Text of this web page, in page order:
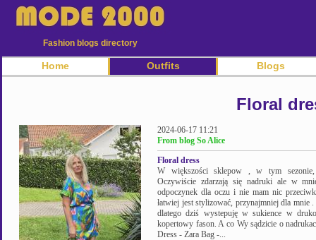
Fashion blogs directory
Home Outfits Blogs
Floral
2024-06-17 11:21
From blog So Alice
Floral dress
W większości sklepow , w tym sezonie,
Oczywiście zdarzają się nadruki ale w
odpoczynek dla oczu i nie mam nic
łatwiej jest stylizować, przynajmniej dla mnie
dlatego dziś wystepuję w sukience w
kopertowy fason. A co Wy sądzicie o
Dress - Zara Bag -...